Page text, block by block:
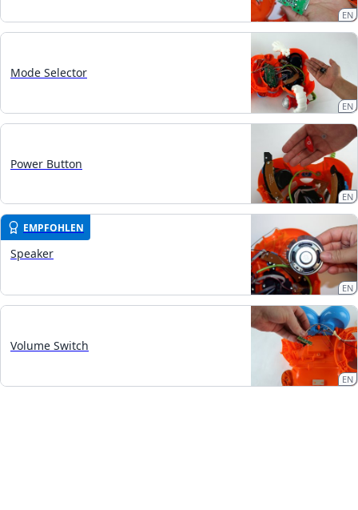
EN
Mode Selector
EN
Power Button
EN
EMPFOHLEN
Speaker
EN
Volume Switch
EN